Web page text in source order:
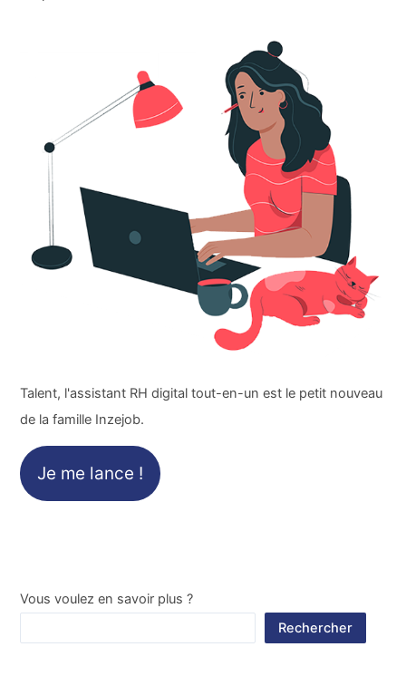
Talent, l'assistant RH digital tout-en-un est le petit nouveau
de la famille Inzejob.
Je me lance !
Vous voulez en savoir plus ?
Rechercher